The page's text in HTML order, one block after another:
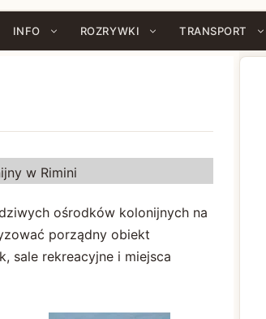
INFO ROZRYWKI TRANSPORT
w Rimini
ośrodków kolonijnych na
porządny obiekt
sale rekreacyjne i miejsca